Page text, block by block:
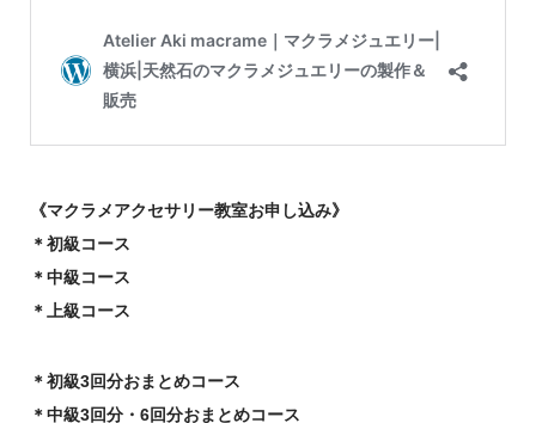
《マクラメアクセサリー教室お申し込み》
＊初級コース
＊中級コース
＊上級コース
＊初級3回分おまとめコース
＊中級3回分・6回分おまとめコース